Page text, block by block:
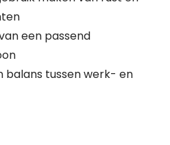
een passend
balans tussen werk- en